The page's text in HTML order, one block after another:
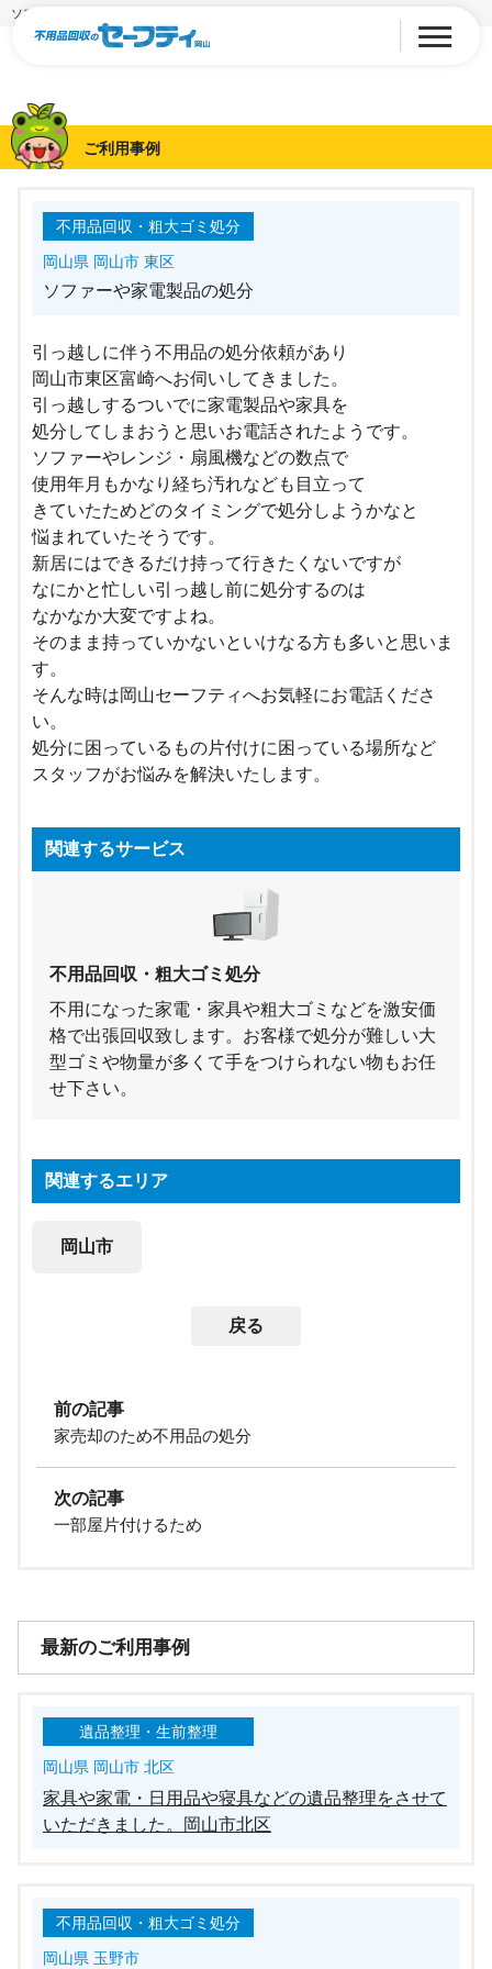
ソファーや家電製品の処分
ご利用事例
不用品回収・粗大ゴミ処分
岡山県 岡山市 東区
ソファーや家電製品の処分
引っ越しに伴う不用品の処分依頼があり
岡山市東区富崎へお伺いしてきました。
引っ越しするついでに家電製品や家具を
処分してしまおうと思いお電話されたようです。
ソファーやレンジ・扇風機などの数点で
使用年月もかなり経ち汚れなども目立って
きていたためどのタイミングで処分しようかなと
悩まれていたそうです。
新居にはできるだけ持って行きたくないですが
なにかと忙しい引っ越し前に処分するのは
なかなか大変ですよね。
そのまま持っていかないといけなる方も多いと思いま
す。
そんな時は岡山セーフティへお気軽にお電話くださ
い。
処分に困っているもの片付けに困っている場所など
スタッフがお悩みを解決いたします。
関連するサービス
不用品回収・粗大ゴミ処分
不用になった家電・家具や粗大ゴミなどを激安価
格で出張回収致します。お客様で処分が難しい大
型ゴミや物量が多くて手をつけられない物もお任
せ下さい。
関連するエリア
岡山市
戻る
前の記事
家売却のため不用品の処分
次の記事
一部屋片付けるため
最新のご利用事例
遺品整理・生前整理
岡山県 岡山市 北区
家具や家電・日用品や寝具などの遺品整理をさせて
いただきました。岡山市北区
不用品回収・粗大ゴミ処分
岡山県 玉野市